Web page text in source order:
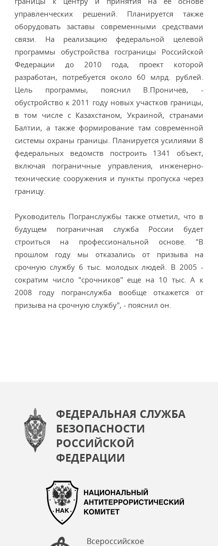
управленческих решений. Планируется также
оборудовать заставы современными средствами
связи. На реализацию федеральной целевой
программы обустройства госграницы Российской
Федерации до 2010 года, проект которой
разработан, потребуется около 60 млрд. рублей.
Цель программы, пояснил В.Проничев, -
обустройство к 2011 году новых участков границы,
в том числе с Казахстаном, Украиной, странами
Балтии, а также формирование там современной
системы охраны границы. Планируется усилиями 8
федеральных ведомств построить 1341 объект,
включая пограничные управления, инженерно-
технические сооружения и пункты пропуска через
границу.
Руководитель Погранслужбы также отметил, что в
будущем пограничная служба России будет
строиться на профессиональной основе. "В
прошлом году мы отказались от призыва на
срочную службу 6 тыс. молодых людей. В 2005 -
сократим число "срочников" еще на 10 тыс. А к
2008 году погранслужба вообще откажется от
призыва на срочную службу", - пояснил он.
ФЕДЕРАЛЬНАЯ СЛУЖБА
БЕЗОПАСНОСТИ
РОССИЙСКОЙ
ФЕДЕРАЦИИ
Всероссийское